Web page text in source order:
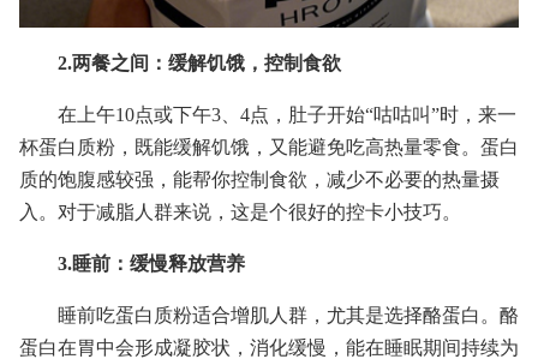
2.两餐之间：缓解饥饿，控制食欲
在上午10点或下午3、4点，肚子开始“咕咕叫”时，来一
杯蛋白质粉，既能缓解饥饿，又能避免吃高热量零食。蛋白
质的饱腹感较强，能帮你控制食欲，减少不必要的热量摄
入。对于减脂人群来说，这是个很好的控卡小技巧。
3.睡前：缓慢释放营养
睡前吃蛋白质粉适合增肌人群，尤其是选择酪蛋白。酪
蛋白在胃中会形成凝胶状，消化缓慢，能在睡眠期间持续为